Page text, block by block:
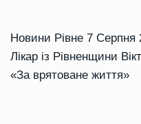
Новини Рівне 7 Серпня
Лікар із Рівненщини
«За врятоване життя»